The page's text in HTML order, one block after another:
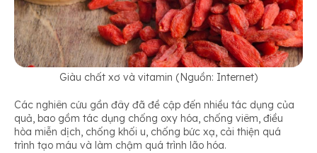
Giàu chất xơ và vitamin (Nguồn: Internet)
Các nghiên cứu gần đây đã đề cập đến nhiều tác dụng của
quả, bao gồm tác dụng chống oxy hóa, chống viêm, điều
hòa miễn dịch, chống khối u, chống bức xạ, cải thiện quá
trình tạo máu và làm chậm quá trình lão hóa.